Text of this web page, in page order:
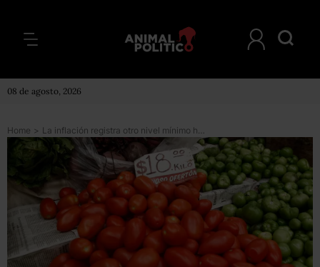
08 de agosto, 2026
Home > La inflación registra otro nivel mínimo histórico en septiembre